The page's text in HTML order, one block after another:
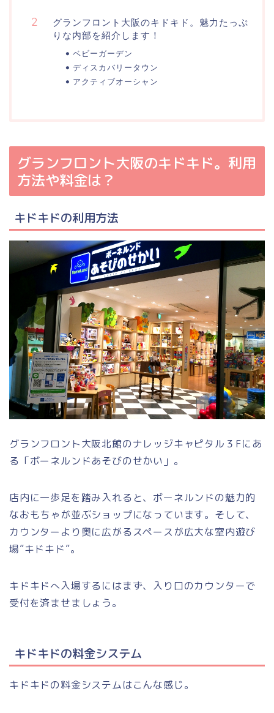
グランフロント大阪のキドキド。魅力たっぷ
りな内部を紹介します！
ベビーガーデン
ディスカバリータウン
アクティブオーシャン
グランフロント大阪のキドキド。利用
方法や料金は？
キドキドの利用方法
グランフロント大阪北館のナレッジキャピタル３Fにあ
る「ボーネルンドあそびのせかい」。
店内に一歩足を踏み入れると、ボーネルンドの魅力的
なおもちゃが並ぶショップになっています。そして、
カウンターより奥に広がるスペースが広大な室内遊び
場”キドキド”。
キドキドへ入場するにはまず、入り口のカウンターで
受付を済ませましょう。
キドキドの料金システム
キドキドの料金システムはこんな感じ。